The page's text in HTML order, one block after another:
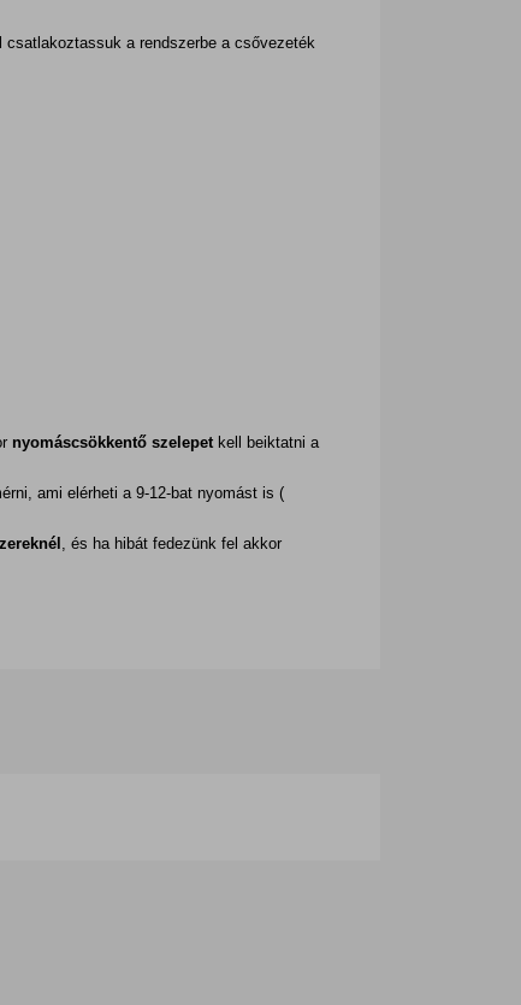
a rendszerbe a csővezeték
nyomáscsökkentő szelepet kell beiktatni a
ami elérheti a 9-12-bat nyomást is (
, és ha hibát fedezünk fel akkor